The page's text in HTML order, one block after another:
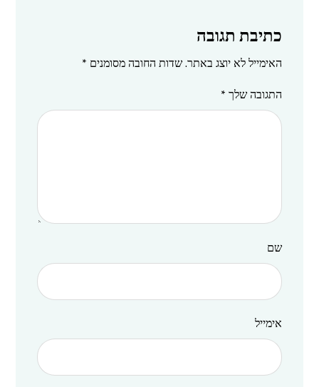
כתיבת תגובה
האימייל לא יוצג באתר.שדות החובה מסומנים *
התגובה שלך*
שם
אימייל